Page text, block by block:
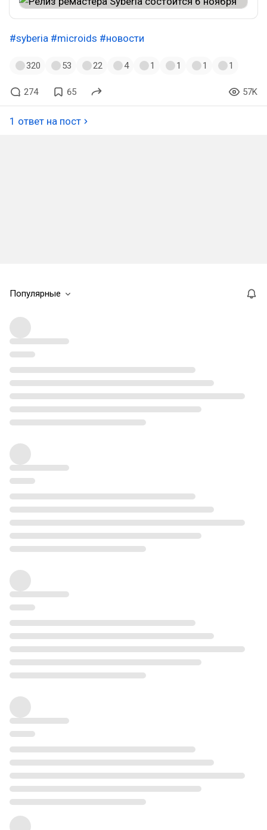
#syberia #microids #новости
320 53 22 4 1 1 1 1
274 65 57K
1 ответ на пост
Популярные